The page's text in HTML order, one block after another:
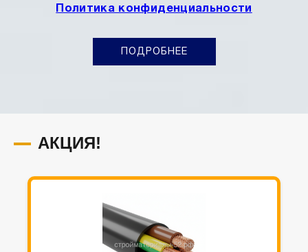
Политика конфиденциальности
ПОДРОБНЕЕ
АКЦИЯ!